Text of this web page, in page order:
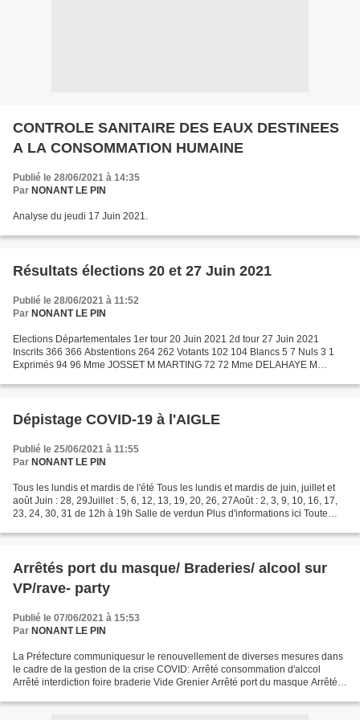
CONTROLE SANITAIRE DES EAUX DESTINEES
A LA CONSOMMATION HUMAINE
Publié le 28/06/2021 à 14:35
Par NONANT LE PIN
Analyse du jeudi 17 Juin 2021.
Résultats élections 20 et 27 Juin 2021
Publié le 28/06/2021 à 11:52
Par NONANT LE PIN
Elections Départementales 1er tour 20 Juin 2021 2d tour 27 Juin 2021
Inscrits 366 366 Abstentions 264 262 Votants 102 104 Blancs 5 7 Nuls 3 1
Exprimés 94 96 Mme JOSSET M MARTING 72 72 Mme DELAHAYE M
Dépistage COVID-19 à l'AIGLE
Publié le 25/06/2021 à 11:55
Par NONANT LE PIN
Tous les lundis et mardis de l'été Tous les lundis et mardis de juin, juillet et
août Juin : 28, 29Juillet : 5, 6, 12, 13, 19, 20, 26, 27Août : 2, 3, 9, 10, 16, 17,
23, 24, 30, 31 de 12h à 19h Salle de verdun Plus d'informations ici Toute
Arrêtés port du masque/ Braderies/ alcool sur
VP/rave- party
Publié le 07/06/2021 à 15:53
Par NONANT LE PIN
La Préfecture communiquesur le renouvellement de diverses mesures dans
le cadre de la gestion de la crise COVID: Arrêté consommation d'alccol
Arrêté interdiction foire braderie Vide Grenier Arrêté port du masque Arrêté